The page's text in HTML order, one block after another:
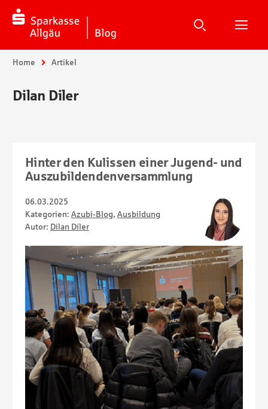
Suche
Suche
Sie sind hier:
Home Artikel
Dilan Diler
Hinter den Kulissen einer Jugend- und
Auszubildendenversammlung
06.03.2025
Kategorien: Azubi-Blog, Ausbildung
Autor: Dilan Diler